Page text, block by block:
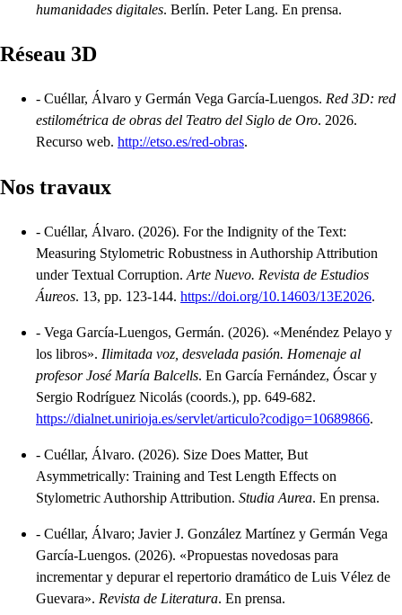
humanidades digitales. Berlín. Peter Lang. En prensa.
Réseau 3D
- Cuéllar, Álvaro y Germán Vega García-Luengos. Red 3D: red
estilométrica de obras del Teatro del Siglo de Oro. 2026.
Recurso web. http://etso.es/red-obras.
Nos travaux
- Cuéllar, Álvaro. (2026). For the Indignity of the Text:
Measuring Stylometric Robustness in Authorship Attribution
under Textual Corruption. Arte Nuevo. Revista de Estudios
Áureos. 13, pp. 123-144. https://doi.org/10.14603/13E2026.
- Vega García-Luengos, Germán. (2026). «Menéndez Pelayo y
los libros». Ilimitada voz, desvelada pasión. Homenaje al
profesor José María Balcells. En García Fernández, Óscar y
Sergio Rodríguez Nicolás (coords.), pp. 649-682.
https://dialnet.unirioja.es/servlet/articulo?codigo=10689866.
- Cuéllar, Álvaro. (2026). Size Does Matter, But
Asymmetrically: Training and Test Length Effects on
Stylometric Authorship Attribution. Studia Aurea. En prensa.
- Cuéllar, Álvaro; Javier J. González Martínez y Germán Vega
García-Luengos. (2026). «Propuestas novedosas para
incrementar y depurar el repertorio dramático de Luis Vélez de
Guevara». Revista de Literatura. En prensa.